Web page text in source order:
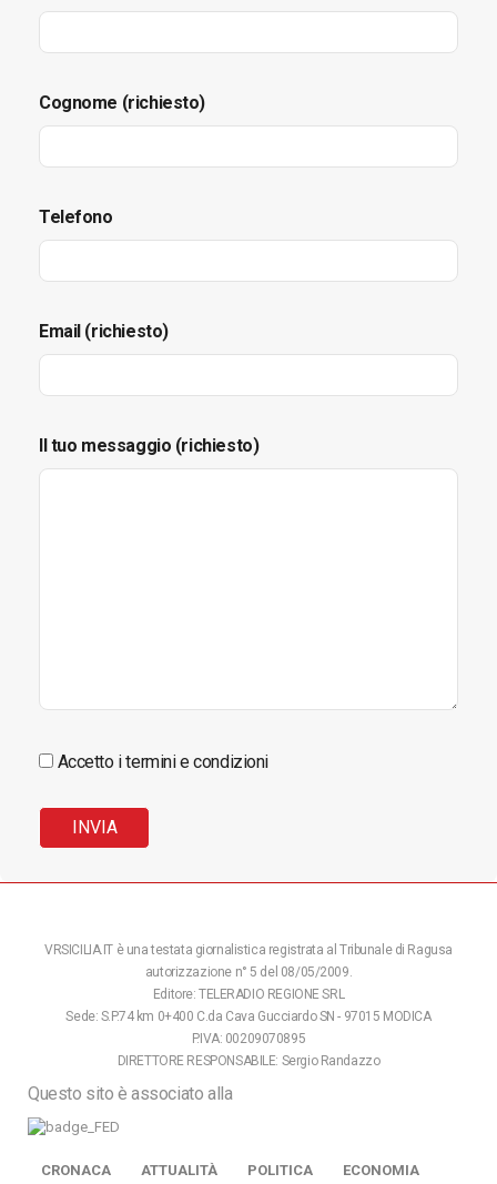
Cognome (richiesto)
Telefono
Email (richiesto)
Il tuo messaggio (richiesto)
Accetto i termini e condizioni
VRSICILIA.IT è una testata giornalistica registrata al Tribunale di Ragusa
autorizzazione n° 5 del 08/05/2009.
Editore: TELERADIO REGIONE SRL
Sede: S.P.74 km 0+400 C.da Cava Gucciardo SN - 97015 MODICA
P.IVA: 00209070895
DIRETTORE RESPONSABILE: Sergio Randazzo
Questo sito è associato alla
CRONACA ATTUALITÀ POLITICA ECONOMIA